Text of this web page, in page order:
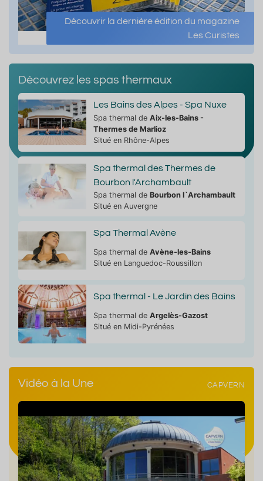
Découvrir la dernière édition du magazine
Les Curistes
Découvrez les spas thermaux
Les Bains des Alpes - Spa Nuxe
Spa thermal de Aix-les-Bains -
Thermes de Marlioz
Situé en Rhône-Alpes
Spa thermal des Thermes de
Bourbon l'Archambault
Spa thermal de Bourbon l`Archambault
Situé en Auvergne
Spa Thermal Avène
Spa thermal de Avène-les-Bains
Situé en Languedoc-Roussillon
Spa thermal - Le Jardin des Bains
Spa thermal de Argelès-Gazost
Situé en Midi-Pyrénées
Vidéo à la Une CAPVERN